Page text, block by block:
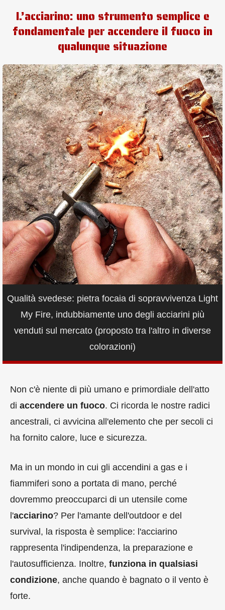
L’acciarino: uno strumento semplice e
fondamentale per accendere il fuoco in
qualunque situazione
Qualità svedese: pietra focaia di sopravvivenza Light
My Fire, indubbiamente uno degli acciarini più
venduti sul mercato (proposto tra l'altro in diverse
colorazioni)
Non c'è niente di più umano e primordiale dell'atto
di accendere un fuoco. Ci ricorda le nostre radici
ancestrali, ci avvicina all'elemento che per secoli ci
ha fornito calore, luce e sicurezza.
Ma in un mondo in cui gli accendini a gas e i
fiammiferi sono a portata di mano, perché
dovremmo preoccuparci di un utensile come
l'acciarino? Per l'amante dell'outdoor e del
survival, la risposta è semplice: l'acciarino
rappresenta l'indipendenza, la preparazione e
l'autosufficienza. Inoltre, funziona in qualsiasi
condizione, anche quando è bagnato o il vento è
forte.